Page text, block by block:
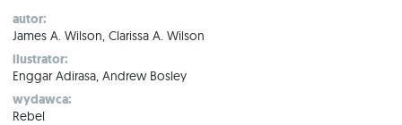
autor:
James A. Wilson, Clarissa A. Wilson
ilustrator:
Enggar Adirasa, Andrew Bosley
wydawca:
Rebel